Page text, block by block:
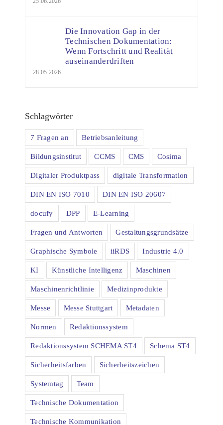
Die Innovation Gap in der
Technischen Dokumentation:
Wenn Fortschritt und Realität
auseinanderdriften
28.05.2026
Schlagwörter
7 Fragen an Betriebsanleitung
Bildungsinstitut CCMS CMS Cosima
Digitaler Produktpass digitale Transformation
DIN EN ISO 7010 DIN EN ISO 20607
docufy DPP E-Learning
Fragen und Antworten Gestaltungsgrundsätze
Graphische Symbole iiRDS Industrie 4.0
KI Künstliche Intelligenz Maschinen
Maschinenrichtlinie Medizinprodukte
Messe Messe Stuttgart Metadaten
Normen Redaktionssystem
Redaktionssystem SCHEMA ST4 Schema ST4
Sicherheitsfarben Sicherheitszeichen
Systemtag Team
Technische Dokumentation
Technische Kommunikation